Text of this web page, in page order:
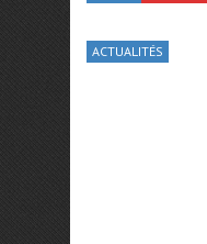
ACTUALITÉS